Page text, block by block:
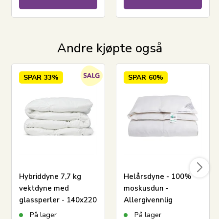
Les vår dyneguide
Les om vedlikehold av dyner og puter
Andre kjøpte også
SPAR 33%
Hybriddyne 7,7 kg
vektdyne med
glassperler - 140x220
cm - Helårsdyne med
På lager
SPAR 60%
Helårsdyne - 100%
moskusdun -
Allergivennlig
dundyne - 140x220
På lager